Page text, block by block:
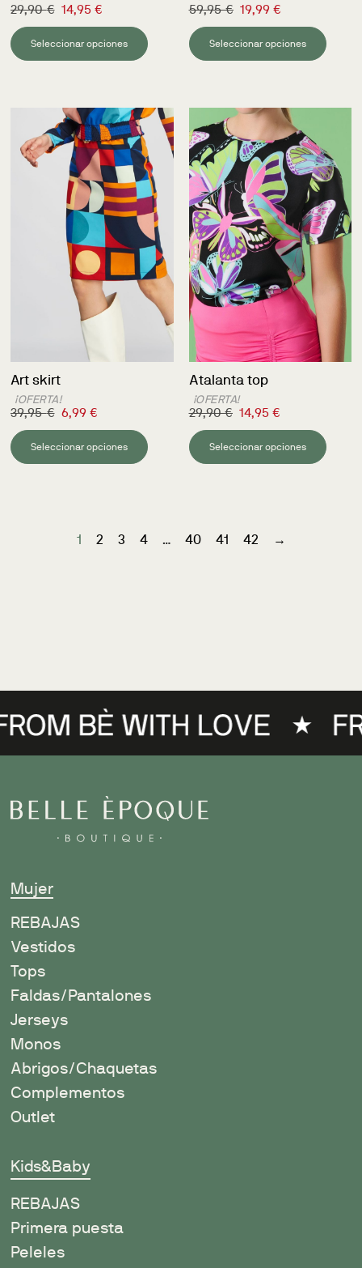
29,90€ 14,95 €
Seleccionar opciones
59,95€ 19,99 €
Seleccionar opciones
¡OFERTA!
Art skirt
39,95€ 6,99 €
Seleccionar opciones
¡OFERTA!
Atalanta top
29,90€ 14,95 €
Seleccionar opciones
1 2 3 4 … 40 41 42 →
Mujer
REBAJAS
Vestidos
Tops
Faldas/Pantalones
Jerseys
Monos
Abrigos/Chaquetas
Complementos
Outlet
Kids&Baby
REBAJAS
Primera puesta
Peleles